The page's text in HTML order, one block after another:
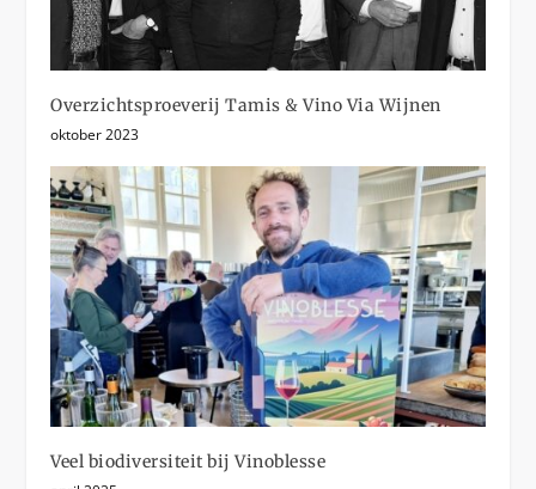
Overzichtsproeverij Tamis & Vino Via Wijnen
oktober 2023
Veel biodiversiteit bij Vinoblesse